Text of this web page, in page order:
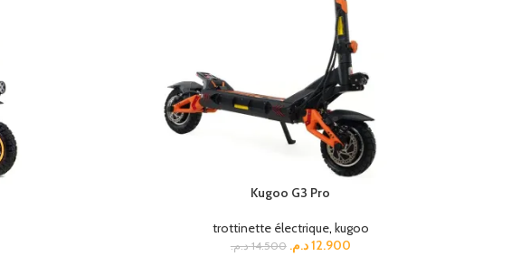
Kugoo G3 Pro
trottinette électrique, kugoo
14.500 د.م. 12.900د.م.